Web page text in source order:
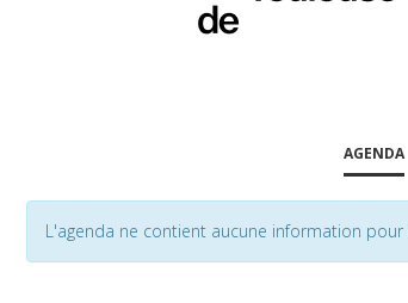
AGENDA
L'agenda ne contient aucune information